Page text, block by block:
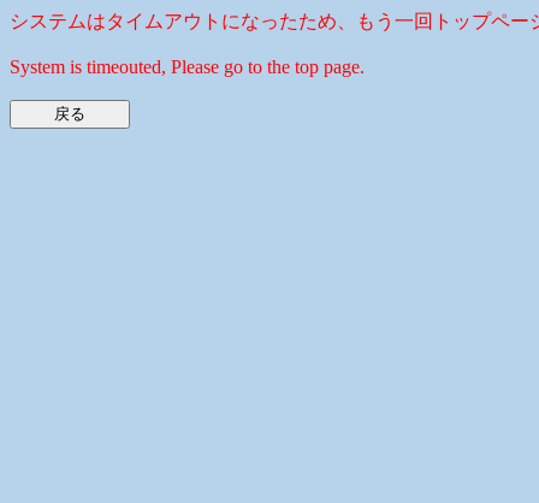
システムはタイムアウトになったため、もう一回トップペー
System is timeouted, Please go to the top page.